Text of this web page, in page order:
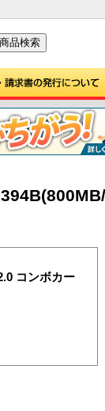
コンボカー